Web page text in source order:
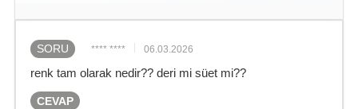
SORU **** **** 06.03.2026
renk tam olarak nedir?? deri mi süet mi??
CEVAP